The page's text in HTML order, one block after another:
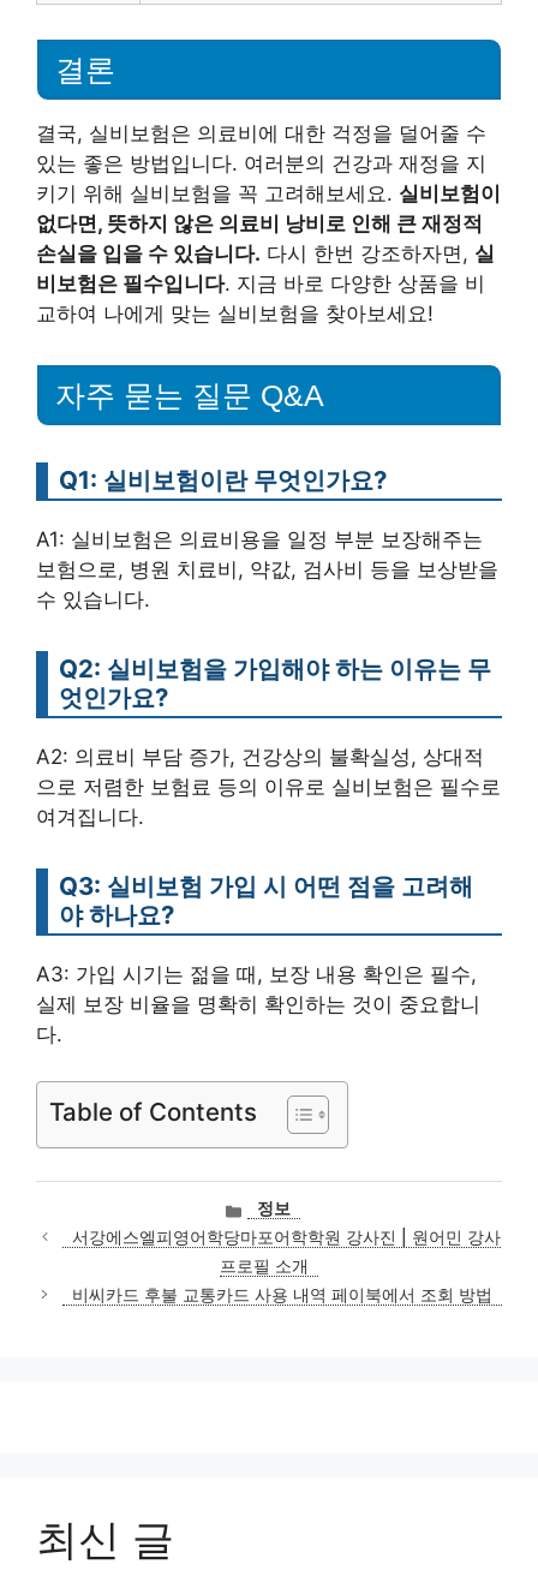
결론
결국, 실비보험은 의료비에 대한 걱정을 덜어줄 수
있는 좋은 방법입니다. 여러분의 건강과 재정을 지
키기 위해 실비보험을 꼭 고려해보세요. 실비보험이
없다면, 뜻하지 않은 의료비 낭비로 인해 큰 재정적
손실을 입을 수 있습니다. 다시 한번 강조하자면, 실
비보험은 필수입니다. 지금 바로 다양한 상품을 비
교하여 나에게 맞는 실비보험을 찾아보세요!
자주 묻는 질문 Q&A
Q1: 실비보험이란 무엇인가요?
A1: 실비보험은 의료비용을 일정 부분 보장해주는
보험으로, 병원 치료비, 약값, 검사비 등을 보상받을
수 있습니다.
Q2: 실비보험을 가입해야 하는 이유는 무
엇인가요?
A2: 의료비 부담 증가, 건강상의 불확실성, 상대적
으로 저렴한 보험료 등의 이유로 실비보험은 필수로
여겨집니다.
Q3: 실비보험 가입 시 어떤 점을 고려해
야 하나요?
A3: 가입 시기는 젊을 때, 보장 내용 확인은 필수,
실제 보장 비율을 명확히 확인하는 것이 중요합니
다.
Table of Contents
카
테
고
리
정보
서강에스엘피영어학당마포어학학원 강사진 | 원어민 강사
프로필 소개
비씨카드 후불 교통카드 사용 내역 페이북에서 조회 방법
최신 글